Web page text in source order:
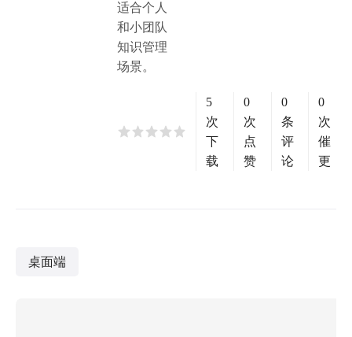
适合个人
和小团队
知识管理
场景。
5
次
下
载
0
次
点
赞
0
条
评
论
0
次
催
更
桌面端